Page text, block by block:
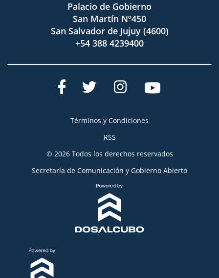
Palacio de Gobierno
San Martín Nº450
San Salvador de Jujuy (4600)
+54 388 4239400
Términos y Condiciones
RSS
© 2026 Todos los derechos reservados
Secretaría de Comunicación y Gobierno Abierto